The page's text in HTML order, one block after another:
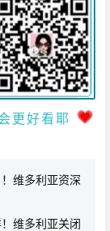
更好看耶
维多利亚资深
维多利亚关闭